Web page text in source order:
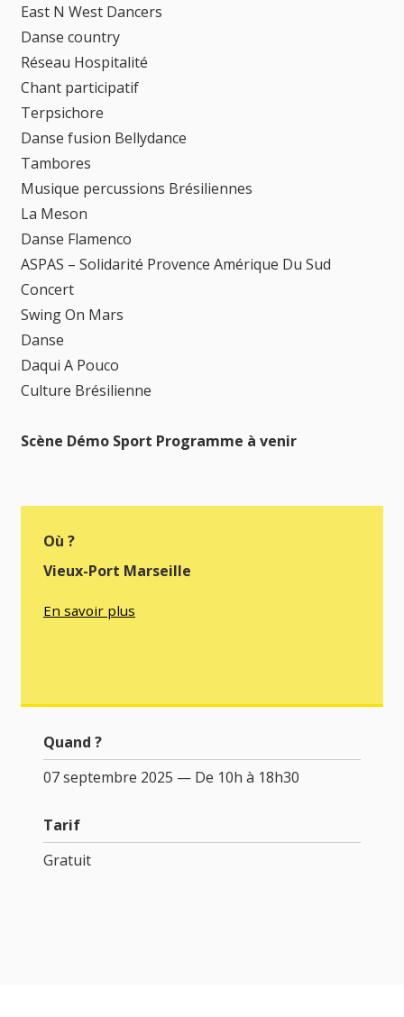
East N West Dancers
Danse country
Réseau Hospitalité
Chant participatif
Terpsichore
Danse fusion Bellydance
Tambores
Musique percussions Brésiliennes
La Meson
Danse Flamenco
ASPAS – Solidarité Provence Amérique Du Sud
Concert
Swing On Mars
Danse
Daqui A Pouco
Culture Brésilienne
Scène Démo Sport Programme à venir
Où ?
Vieux-Port Marseille
En savoir plus
Quand ?
07 septembre 2025 — De 10h à 18h30
Tarif
Gratuit